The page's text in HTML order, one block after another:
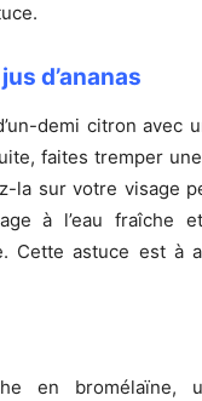
d’ananas
demi citron avec
faites tremper
la sur votre visage
à l’eau fraîche
Cette astuce est à
en bromélaïne,